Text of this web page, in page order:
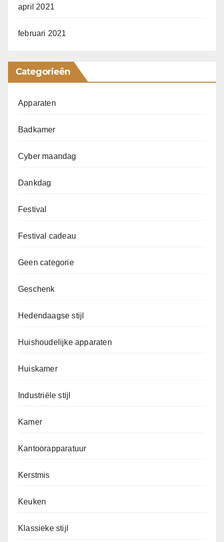
april 2021
februari 2021
Categorieën
Apparaten
Badkamer
Cyber maandag
Dankdag
Festival
Festival cadeau
Geen categorie
Geschenk
Hedendaagse stijl
Huishoudelijke apparaten
Huiskamer
Industriële stijl
Kamer
Kantoorapparatuur
Kerstmis
Keuken
Klassieke stijl